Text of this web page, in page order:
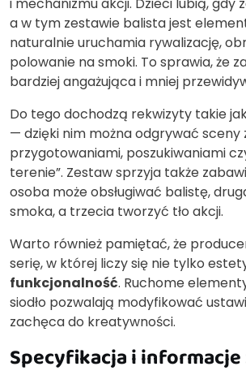
i mechanizmu akcji. Dzieci lubią, gdy
a w tym zestawie balista jest
naturalnie uruchamia rywalizację,
polowanie na smoki. To sprawia, że
bardziej angażująca i mniej
Do tego dochodzą rekwizyty takie
— dzięki nim można odgrywać sceny
przygotowaniami, poszukiwaniami
terenie”. Zestaw sprzyja także
osoba może obsługiwać balistę,
smoka, a trzecia tworzyć tło akcji.
Warto również pamiętać, że
serię, w której liczy się nie tylko
funkcjonalność. Ruchome
siodło pozwalają modyfikować
zachęca do kreatywności.
Specyfikacja i